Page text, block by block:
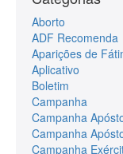
Aborto
ADF Recomenda
Aparições de
Aplicativo
Boletim
Campanha
Campanha
Campanha
Campanha